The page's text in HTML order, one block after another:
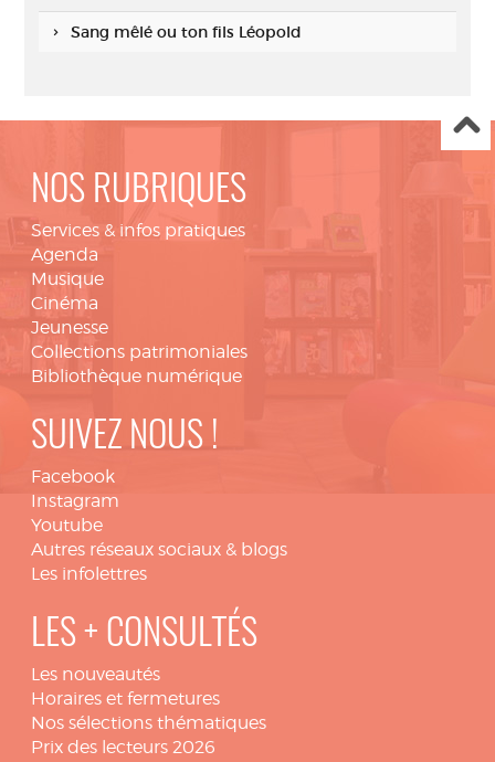
Sang mêlé ou ton fils Léopold
NOS RUBRIQUES
Services & infos pratiques
Agenda
Musique
Cinéma
Jeunesse
Collections patrimoniales
Bibliothèque numérique
SUIVEZ NOUS !
Facebook
Instagram
Youtube
Autres réseaux sociaux & blogs
Les infolettres
LES + CONSULTÉS
Les nouveautés
Horaires et fermetures
Nos sélections thématiques
Prix des lecteurs 2026